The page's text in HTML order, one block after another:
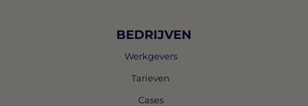
BEDRIJVEN
Werkgevers
Tarieven
Cases